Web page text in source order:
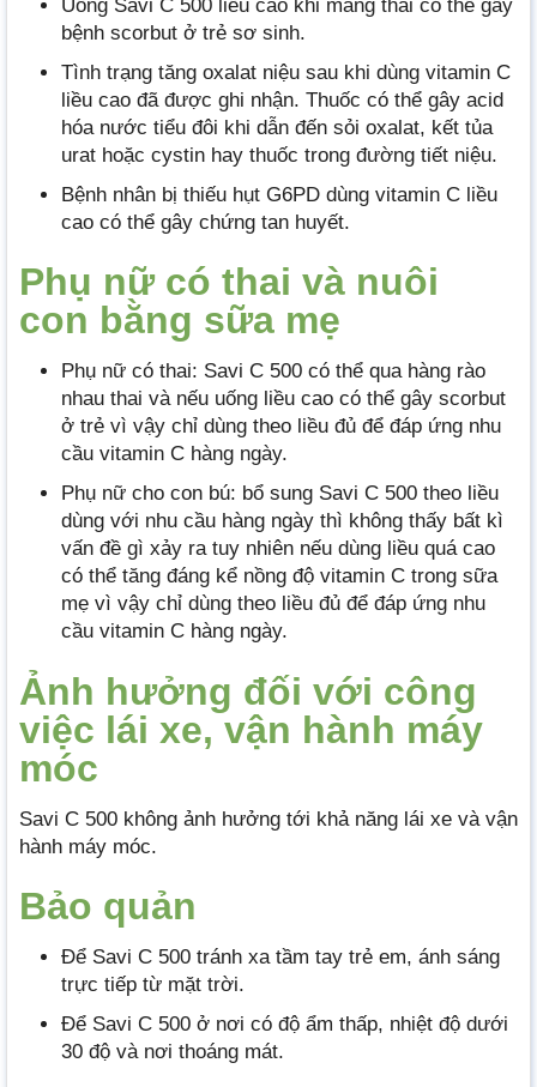
Uống Savi C 500 liều cao khi mang thai có thể gây
bệnh scorbut ở trẻ sơ sinh.
Tình trạng tăng oxalat niệu sau khi dùng vitamin C
liều cao đã được ghi nhận. Thuốc có thể gây acid
hóa nước tiểu đôi khi dẫn đến sỏi oxalat, kết tủa
urat hoặc cystin hay thuốc trong đường tiết niệu.
Bệnh nhân bị thiếu hụt G6PD dùng vitamin C liều
cao có thể gây chứng tan huyết.
Phụ nữ có thai và nuôi
con bằng sữa mẹ
Phụ nữ có thai: Savi C 500 có thể qua hàng rào
nhau thai và nếu uống liều cao có thể gây scorbut
ở trẻ vì vậy chỉ dùng theo liều đủ để đáp ứng nhu
cầu vitamin C hàng ngày.
Phụ nữ cho con bú: bổ sung Savi C 500 theo liều
dùng với nhu cầu hàng ngày thì không thấy bất kì
vấn đề gì xảy ra tuy nhiên nếu dùng liều quá cao
có thể tăng đáng kể nồng độ vitamin C trong sữa
mẹ vì vậy chỉ dùng theo liều đủ để đáp ứng nhu
cầu vitamin C hàng ngày.
Ảnh hưởng đối với công
việc lái xe, vận hành máy
móc
Savi C 500 không ảnh hưởng tới khả năng lái xe và vận
hành máy móc.
Bảo quản
Để Savi C 500 tránh xa tầm tay trẻ em, ánh sáng
trực tiếp từ mặt trời.
Để Savi C 500 ở nơi có độ ẩm thấp, nhiệt độ dưới
30 độ và nơi thoáng mát.